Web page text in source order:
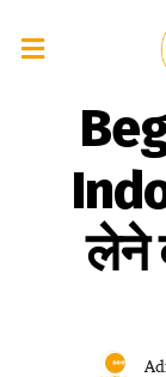
लेने